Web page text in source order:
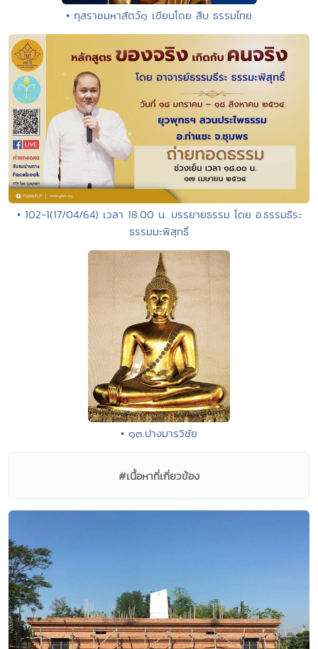
• กุสราชมหาสัตว์๑ เขียนโดย สืบ ธรรมไทย
• 102-1(17/04/64) เวลา 18.00 น. บรรยายธรรม โดย อ.ธรรมธีระ
ธรรมมะพิสุทธิ์
• ๑๓.ปางมารวิชัย
#เนื้อหาที่เกี่ยวข้อง